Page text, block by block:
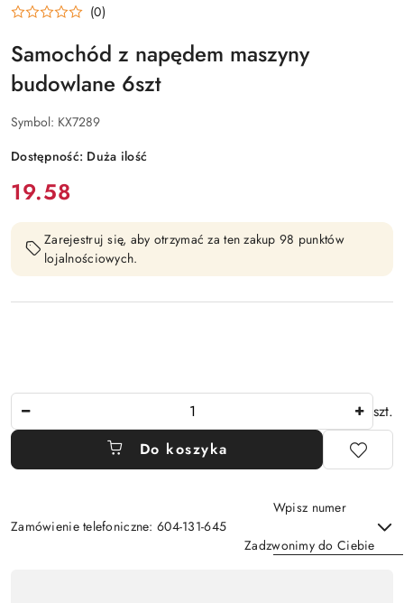
(0)
Samochód z napędem maszyny
budowlane 6szt
Symbol: KX7289
Dostępność: Duża ilość
cena:
19.58
Zarejestruj się, aby otrzymać za ten zakup 98 punktów
lojalnościowych.
szt.
Do koszyka
Zamówienie telefoniczne: 604-131-645
Wpisz numer
Zadzwonimy do Ciebie